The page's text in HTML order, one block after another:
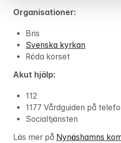
Organisationer:
Bris
Svenska kyrkan
Röda korset
Akut hjälp:
112
1177 Vårdguiden på
Socialtjänsten
Läs mer på Nynäshamns